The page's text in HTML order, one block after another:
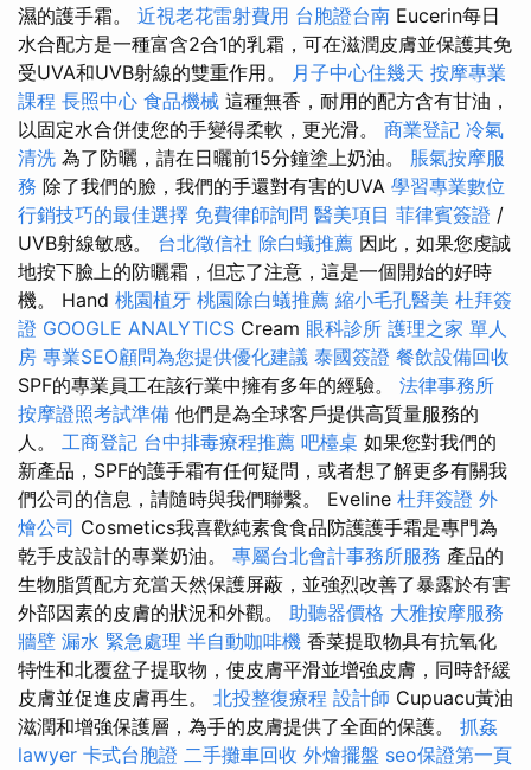
濕的護手霜。 近視老花雷射費用 台胞證台南 Eucerin每日
水合配方是一種富含2合1的乳霜，可在滋潤皮膚並保護其免
受UVA和UVB射線的雙重作用。 月子中心住幾天 按摩專業
課程 長照中心 食品機械 這種無香，耐用的配方含有甘油，
以固定水合併使您的手變得柔軟，更光滑。 商業登記 冷氣
清洗 為了防曬，請在日曬前15分鐘塗上奶油。 脹氣按摩服
務 除了我們的臉，我們的手還對有害的UVA 學習專業數位
行銷技巧的最佳選擇 免費律師詢問 醫美項目 菲律賓簽證 /
UVB射線敏感。 台北徵信社 除白蟻推薦 因此，如果您虔誠
地按下臉上的防曬霜，但忘了注意，這是一個開始的好時
機。 Hand 桃園植牙 桃園除白蟻推薦 縮小毛孔醫美 杜拜簽
證 GOOGLE ANALYTICS Cream 眼科診所 護理之家 單人
房 專業SEO顧問為您提供優化建議 泰國簽證 餐飲設備回收
SPF的專業員工在該行業中擁有多年的經驗。 法律事務所
按摩證照考試準備 他們是為全球客戶提供高質量服務的
人。 工商登記 台中排毒療程推薦 吧檯桌 如果您對我們的
新產品，SPF的護手霜有任何疑問，或者想了解更多有關我
們公司的信息，請隨時與我們聯繫。 Eveline 杜拜簽證 外
燴公司 Cosmetics我喜歡純素食食品防護護手霜是專門為
乾手皮設計的專業奶油。 專屬台北會計事務所服務 產品的
生物脂質配方充當天然保護屏蔽，並強烈改善了暴露於有害
外部因素的皮膚的狀況和外觀。 助聽器價格 大雅按摩服務
牆壁 漏水 緊急處理 半自動咖啡機 香菜提取物具有抗氧化
特性和北覆盆子提取物，使皮膚平滑並增強皮膚，同時舒緩
皮膚並促進皮膚再生。 北投整復療程 設計師 Cupuacu黃油
滋潤和增強保護層，為手的皮膚提供了全面的保護。 抓姦
lawyer 卡式台胞證 二手攤車回收 外燴擺盤 seo保證第一頁